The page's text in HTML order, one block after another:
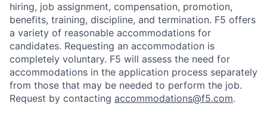
hiring, job assignment, compensation, promotion,
benefits, training, discipline, and termination. F5 offers
a variety of reasonable accommodations for
candidates. Requesting an accommodation is
completely voluntary. F5 will assess the need for
accommodations in the application process separately
from those that may be needed to perform the job.
Request by contacting accommodations@f5.com.